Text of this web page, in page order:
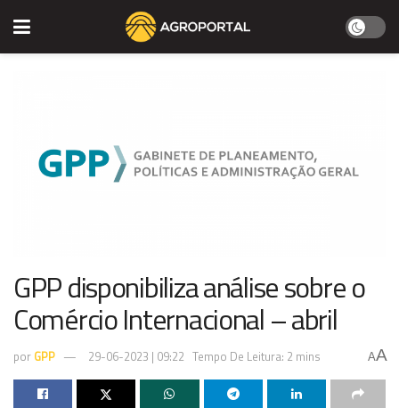
GPP disponibiliza análise sobre o
Comércio Internacional – abril
por GPP 29-06-2023 | 09:22 Tempo De Leitura: 2 mins AA